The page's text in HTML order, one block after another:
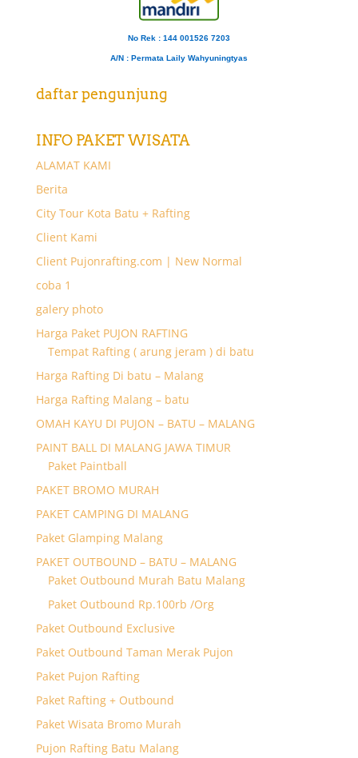
No Rek : 144 001526 7203
A/N : Permata Laily Wahyuningtyas
daftar pengunjung
INFO PAKET WISATA
ALAMAT KAMI
Berita
City Tour Kota Batu + Rafting
Client Kami
Client Pujonrafting.com | New Normal
coba 1
galery photo
Harga Paket PUJON RAFTING
Tempat Rafting ( arung jeram ) di batu
Harga Rafting Di batu – Malang
Harga Rafting Malang – batu
OMAH KAYU DI PUJON – BATU – MALANG
PAINT BALL DI MALANG JAWA TIMUR
Paket Paintball
PAKET BROMO MURAH
PAKET CAMPING DI MALANG
Paket Glamping Malang
PAKET OUTBOUND – BATU – MALANG
Paket Outbound Murah Batu Malang
Paket Outbound Rp.100rb /Org
Paket Outbound Exclusive
Paket Outbound Taman Merak Pujon
Paket Pujon Rafting
Paket Rafting + Outbound
Paket Wisata Bromo Murah
Pujon Rafting Batu Malang